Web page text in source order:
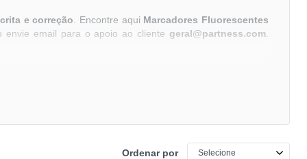
e correção . Encontre aqui Marcadores Fluorescentes
envie email para o apoio ao cliente geral@partness.com
Ordenar por